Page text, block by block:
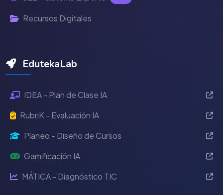
Recursos Digitales
EdutekaLab
IDEA - Plan de Clase IA
RubriK - Evaluación IA
Planeo - Diseño de Cursos
Gamificación IA
MÁTICA - Diagnóstico TIC